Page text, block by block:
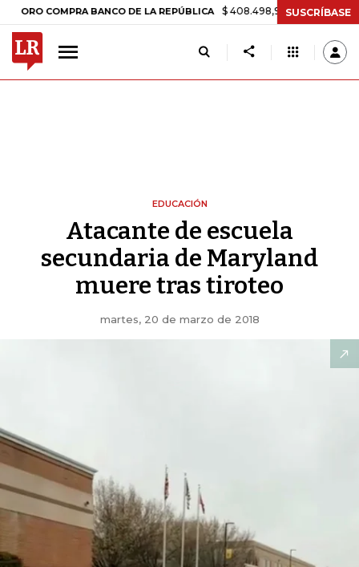
COMPRA BANCO DE LA REPÚBLICA $ 408.498,97 +$ 8.753,81 +2,19%
SUSCRÍBASE
EDUCACIÓN
Atacante de escuela
secundaria de Maryland
muere tras tiroteo
martes, 20 de marzo de 2018